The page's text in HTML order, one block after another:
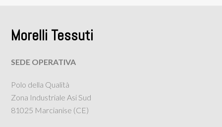
Morelli Tessuti
SEDE OPERATIVA
Polo della Qualità
Zona Industriale Asi Sud
81025 Marcianise (CE)